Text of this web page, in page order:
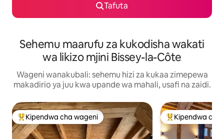
Tafuta
Sehemu maarufu za kukodisha wakati
wa likizo mjini Bissey-la-Côte
Wageni wanakubali: sehemu hizi za kukaa zimepewa
makadirio ya juu kwa upande wa mahali, usafi na zaidi.
Kipendwa maarufu cha wageni
Kipendwa cha wageni Kipendwa
Kipendwa cha